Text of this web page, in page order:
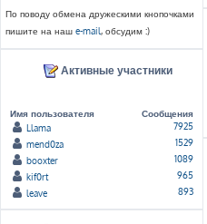
По поводу обмена дружескими кнопочками
пишите на наш e-mail, обсудим :)
Активные участники
Имя пользователя
Сообщения
Llama
7925
mend0za
1529
booxter
1089
kif0rt
965
leave
893